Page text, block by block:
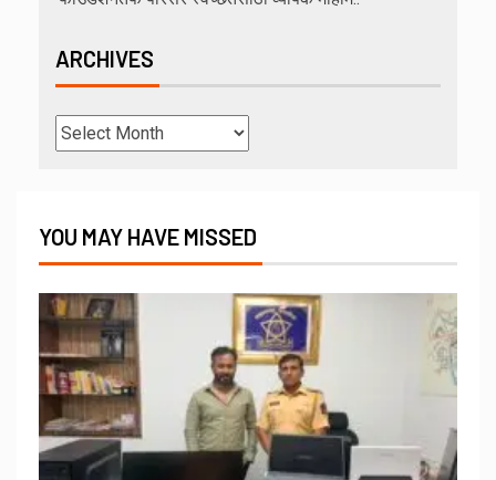
ARCHIVES
YOU MAY HAVE MISSED